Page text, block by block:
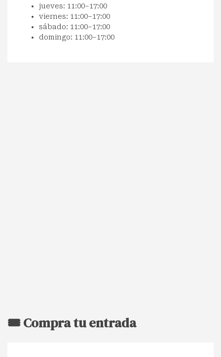
jueves: 11:00–17:00
viernes: 11:00–17:00
sábado: 11:00–17:00
domingo: 11:00–17:00
🎟️ Compra tu entrada